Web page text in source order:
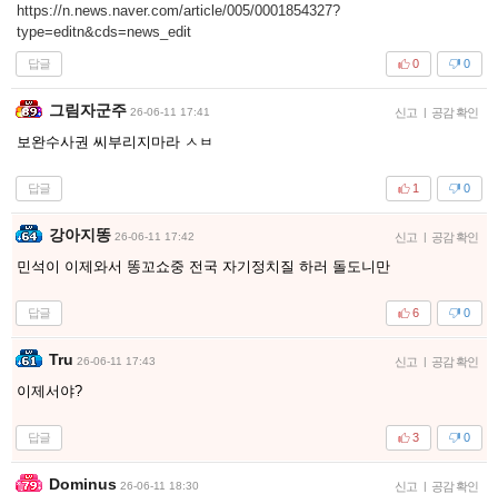
https://n.news.naver.com/article/005/0001854327?
type=editn&cds=news_edit
답글 0
0
그림자군주 26-06-11 17:41 신고 | 공감 확인
보완수사권 씨부리지마라 ㅅㅂ
답글 0
1
강아지똥 26-06-11 17:42 신고 | 공감 확인
민석이 이제와서 똥꼬쇼중 전국 자기정치질 하러 돌도니만
답글 0
6
Tru 26-06-11 17:43 신고 | 공감 확인
이제서야?
답글 0
3
Dominus 26-06-11 18:30 신고 | 공감 확인